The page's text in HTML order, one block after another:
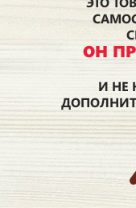
ОН
И НЕ